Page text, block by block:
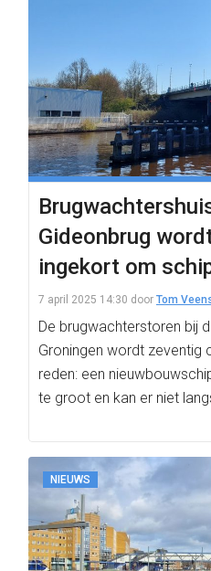
Gideonbrug
ingekort om
7 april 2025 14:30 door Tom
De brugwachterstoren bij
Groningen wordt zeventig
reden: een
te groot en kan er niet
NIEUWS